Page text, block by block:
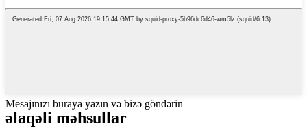
Mesajınızı buraya yazın və bizə göndərin
əlaqəli məhsullar